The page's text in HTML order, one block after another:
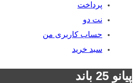
پرداخت
نت دو
حساب کاربری من
سبد خرید
پیانو 25 باند